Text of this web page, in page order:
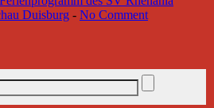
Duisburg - No Comment